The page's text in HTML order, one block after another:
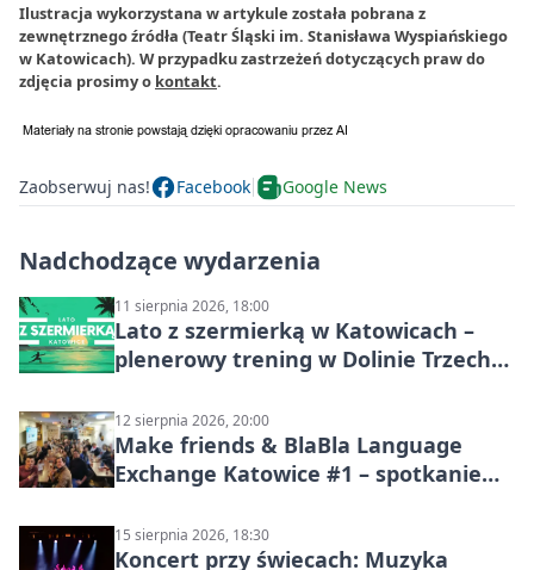
Ilustracja wykorzystana w artykule została pobrana z
zewnętrznego źródła (Teatr Śląski im. Stanisława Wyspiańskiego
w Katowicach). W przypadku zastrzeżeń dotyczących praw do
zdjęcia prosimy o kontakt.
Zaobserwuj nas! Facebook Google News
Nadchodzące wydarzenia
11 sierpnia 2026, 18:00
Lato z szermierką w Katowicach –
plenerowy trening w Dolinie Trzech
12 sierpnia 2026, 20:00
Make friends & BlaBla Language
Exchange Katowice #1 – spotkanie
15 sierpnia 2026, 18:30
Koncert przy świecach: Muzyka